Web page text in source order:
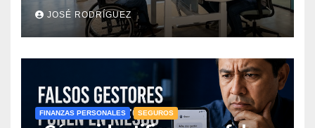
JOSÉ RODRÍGUEZ
FINANZAS PERSONALES SEGUROS